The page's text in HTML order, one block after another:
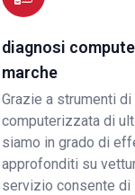
diagnosi
marche
Grazie a strumenti
computerizzata di
siamo in grado di
approfonditi su
servizio consente di